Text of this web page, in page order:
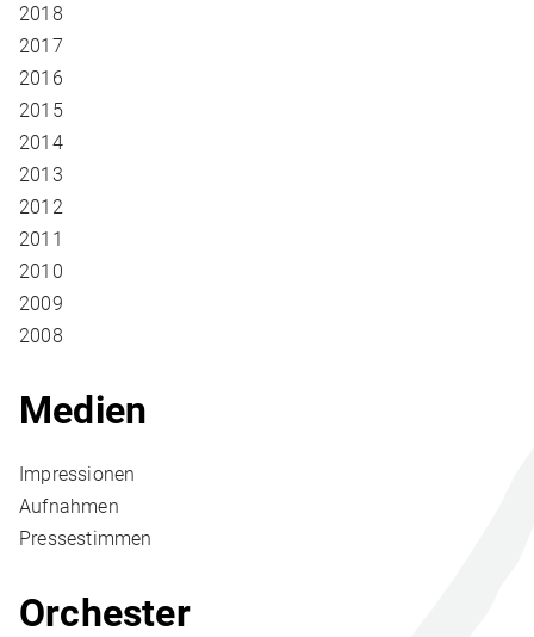
2018
2017
2016
2015
2014
2013
2012
2011
2010
2009
2008
Medien
Impressionen
Aufnahmen
Pressestimmen
Orchester